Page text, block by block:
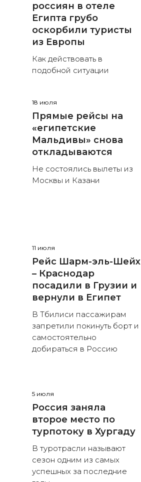
россиян в отеле
Египта грубо
оскорбили туристы
из Европы
Как действовать в
подобной ситуации
18 июля
Прямые рейсы на
«египетские
Мальдивы» снова
откладываются
Не состоялись вылеты из
Москвы и Казани
11 июля
Рейс Шарм-эль-Шейх
– Краснодар
посадили в Грузии и
вернули в Египет
В Тбилиси пассажирам
запретили покинуть борт и
самостоятельно
добираться в Россию
5 июля
Россия заняла
второе место по
турпотоку в Хургаду
В туротрасли называют
сезон одним из самых
успешных за последние